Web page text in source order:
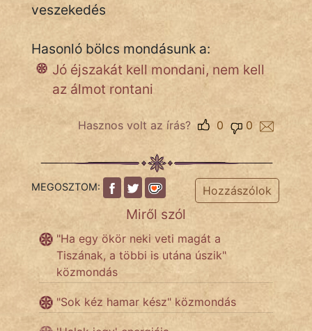
FILM
ÉLETMÓD
TÖRTÉNELEM
Népszerű szerzőink:
cinege
Jób Gedeon
veszekedés
Hasonló bölcs mondásunk a:
Jó éjszakát kell mondani, nem kell
az álmot rontani
Hasznos volt az írás? 0
0
MEGOSZTOM: Hozzászólok
Miről szól
"Ha egy ökör neki veti magát a
Tiszának, a többi is utána úszik"
közmondás
"Sok kéz hamar kész" közmondás